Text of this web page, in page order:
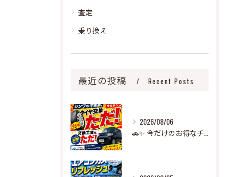
査定
乗り換え
最近の投稿 Recent Posts
2026/08/06